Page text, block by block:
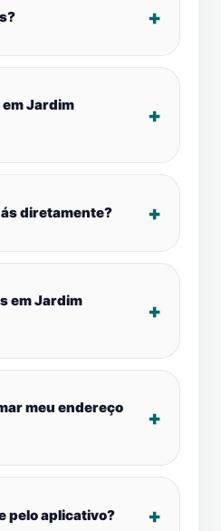
Jardim
diretamente?
em Jardim
meu endereço
pelo aplicativo?